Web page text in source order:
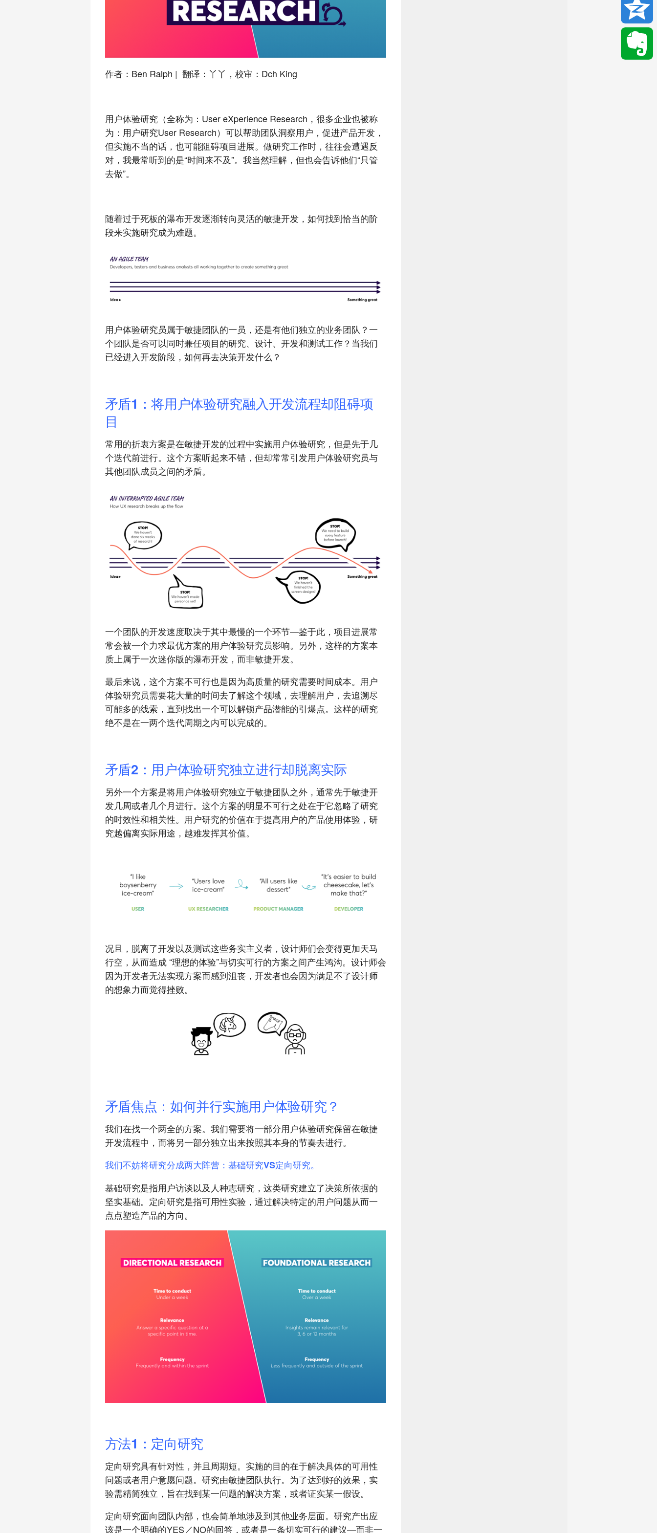
作者：Ben Ralph | 翻译：丫丫，校审：Dch King
用户体验研究（全称为：User eXperience Research，很多企业也被称
为：用户研究User Research）可以帮助团队洞察用户，促进产品开发，
但实施不当的话，也可能阻碍项目进展。做研究工作时，往往会遭遇反
对，我最常听到的是“时间来不及”。我当然理解，但也会告诉他们“只管
去做”。
随着过于死板的瀑布开发逐渐转向灵活的敏捷开发，如何找到恰当的阶
段来实施研究成为难题。
用户体验研究员属于敏捷团队的一员，还是有他们独立的业务团队？一
个团队是否可以同时兼任项目的研究、设计、开发和测试工作？当我们
已经进入开发阶段，如何再去决策开发什么？
矛盾1：将用户体验研究融入开发流程却阻碍项
目
常用的折衷方案是在敏捷开发的过程中实施用户体验研究，但是先于几
个迭代前进行。这个方案听起来不错，但却常常引发用户体验研究员与
其他团队成员之间的矛盾。
一个团队的开发速度取决于其中最慢的一个环节—鉴于此，项目进展常
常会被一个力求最优方案的用户体验研究员影响。另外，这样的方案本
质上属于一次迷你版的瀑布开发，而非敏捷开发。
最后来说，这个方案不可行也是因为高质量的研究需要时间成本。用户
体验研究员需要花大量的时间去了解这个领域，去理解用户，去追溯尽
可能多的线索，直到找出一个可以解锁产品潜能的引爆点。这样的研究
绝不是在一两个迭代周期之内可以完成的。
矛盾2：用户体验研究独立进行却脱离实际
另外一个方案是将用户体验研究独立于敏捷团队之外，通常先于敏捷开
发几周或者几个月进行。这个方案的明显不可行之处在于它忽略了研究
的时效性和相关性。用户研究的价值在于提高用户的产品使用体验，研
究越偏离实际用途，越难发挥其价值。
况且，脱离了开发以及测试这些务实主义者，设计师们会变得更加天马
行空，从而造成 “理想的体验”与切实可行的方案之间产生鸿沟。设计师会
因为开发者无法实现方案而感到沮丧，开发者也会因为满足不了设计师
的想象力而觉得挫败。
矛盾焦点：如何并行实施用户体验研究？
我们在找一个两全的方案。我们需要将一部分用户体验研究保留在敏捷
开发流程中，而将另一部分独立出来按照其本身的节奏去进行。
我们不妨将研究分成两大阵营：基础研究VS定向研究。
基础研究是指用户访谈以及人种志研究，这类研究建立了决策所依据的
坚实基础。定向研究是指可用性实验，通过解决特定的用户问题从而一
点点塑造产品的方向。
方法1：定向研究
定向研究具有针对性，并且周期短。实施的目的在于解决具体的可用性
问题或者用户意愿问题。研究由敏捷团队执行。为了达到好的效果，实
验需精简独立，旨在找到某一问题的解决方案，或者证实某一假设。
定向研究面向团队内部，也会简单地涉及到其他业务层面。研究产出应
该是一个明确的YES／NO的回答，或者是一条切实可行的建议—而非一
Email
Qzone